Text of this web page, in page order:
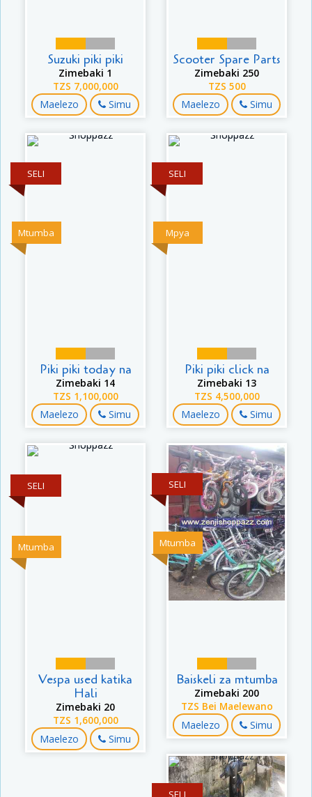
Suzuki piki piki
Zimebaki 1
TZS 7,000,000
Maelezo Simu
Scooter Spare Parts
Zimebaki 250
TZS 500
Maelezo Simu
Mtumba
SELI
Piki piki today na
Zimebaki 14
TZS 1,100,000
Maelezo Simu
Mpya
SELI
Piki piki click na
Zimebaki 13
TZS 4,500,000
Maelezo Simu
Mtumba
SELI
Vespa used katika
Hali
Zimebaki 20
TZS 1,600,000
Maelezo Simu
Mtumba
SELI
Baiskeli za mtumba
Zimebaki 200
TZS Bei Maelewano
Maelezo Simu
SELI